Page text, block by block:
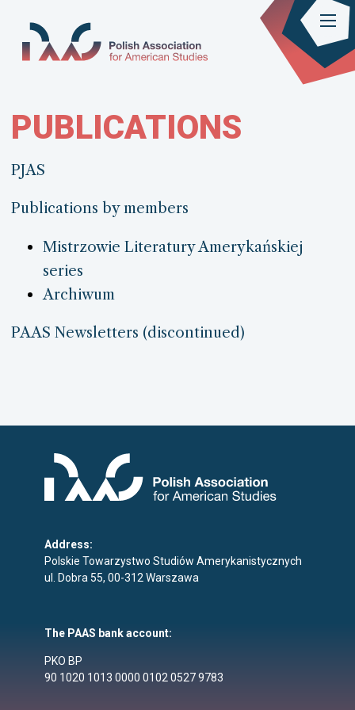
PUBLICATIONS
PJAS
Publications by members
Mistrzowie Literatury Amerykańskiej
series
Archiwum
PAAS Newsletters (discontinued)
Address:
Polskie Towarzystwo Studiów Amerykanistycznych
ul. Dobra 55, 00-312 Warszawa
The PAAS bank account:
PKO BP
90 1020 1013 0000 0102 0527 9783